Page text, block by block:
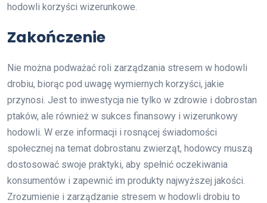
hodowli korzyści wizerunkowe.
Zakończenie
Nie można podważać roli zarządzania stresem w hodowli
drobiu, biorąc pod uwagę wymiernych korzyści, jakie
przynosi. Jest to inwestycja nie tylko w zdrowie i dobrostan
ptaków, ale również w sukces finansowy i wizerunkowy
hodowli. W erze informacji i rosnącej świadomości
społecznej na temat dobrostanu zwierząt, hodowcy muszą
dostosować swoje praktyki, aby spełnić oczekiwania
konsumentów i zapewnić im produkty najwyższej jakości.
Zrozumienie i zarządzanie stresem w hodowli drobiu to